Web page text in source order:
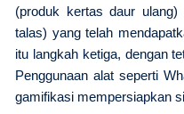
(produk kertas daur
talas) yang telah
itu langkah ketiga, dengan
Penggunaan alat seperti
gamifikasi mempersiapkan